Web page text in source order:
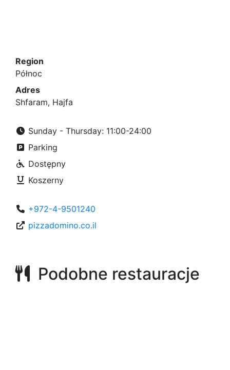
Region
Północ
Adres
Shfaram, Hajfa
Sunday - Thursday: 11:00-24:00
Parking
Dostępny
Koszerny
+972-4-9501240
pizzadomino.co.il
Podobne restauracje